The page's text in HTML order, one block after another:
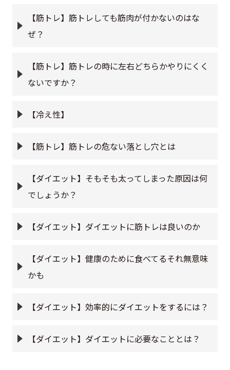
【筋トレ】筋トレしても筋肉が付かないのはな
ぜ？
【筋トレ】筋トレの時に左右どちらかやりにくく
ないですか？
【冷え性】
【筋トレ】筋トレの危ない落とし穴とは
【ダイエット】そもそも太ってしまった原因は何
でしょうか？
【ダイエット】ダイエットに筋トレは良いのか
【ダイエット】健康のために食べてるそれ無意味
かも
【ダイエット】効率的にダイエットをするには？
【ダイエット】ダイエットに必要なこととは？